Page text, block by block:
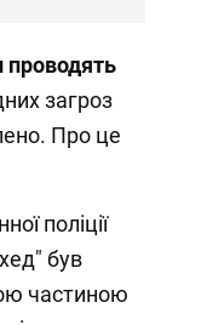
проводять
загроз
Про це
поліції
був
частиною